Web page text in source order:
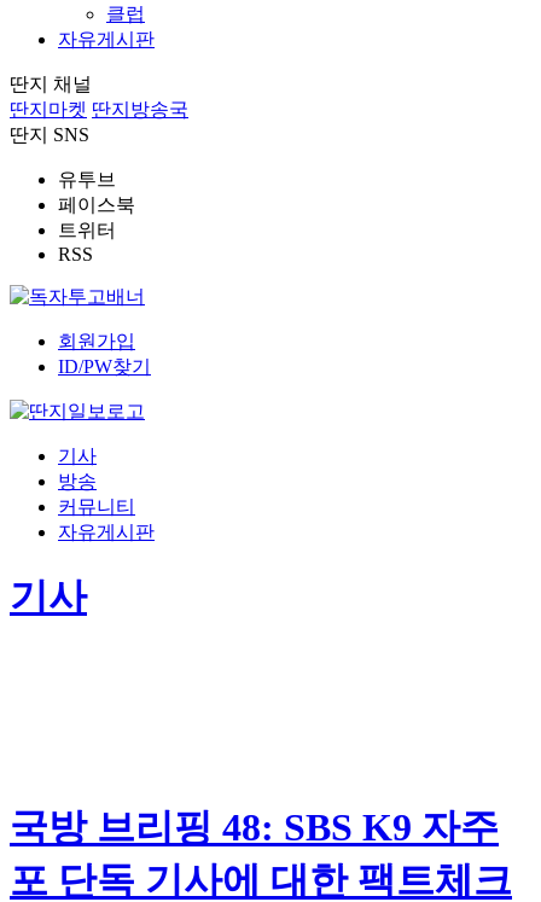
클럽
자유게시판
딴지 채널
딴지마켓 딴지방송국
딴지 SNS
유투브
페이스북
트위터
RSS
회원가입
ID/PW찾기
기사
방송
커뮤니티
자유게시판
기사
국방 브리핑 48: SBS K9 자주
포 단독 기사에 대한 팩트체크